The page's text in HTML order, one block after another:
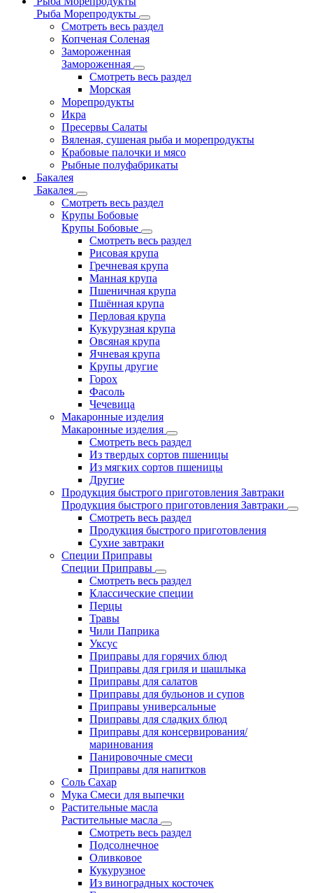
Рыба Морепродукты
Смотреть весь раздел
Копченая Соленая
Замороженная
Замороженная
Смотреть весь раздел
Морская
Морепродукты
Икра
Пресервы Салаты
Вяленая, сушеная рыба и морепродукты
Крабовые палочки и мясо
Рыбные полуфабрикаты
Бакалея
Бакалея
Смотреть весь раздел
Крупы Бобовые
Крупы Бобовые
Смотреть весь раздел
Рисовая крупа
Гречневая крупа
Манная крупа
Пшеничная крупа
Пшённая крупа
Перловая крупа
Кукурузная крупа
Овсяная крупа
Ячневая крупа
Крупы другие
Горох
Фасоль
Чечевица
Макаронные изделия
Макаронные изделия
Смотреть весь раздел
Из твердых сортов пшеницы
Из мягких сортов пшеницы
Другие
Продукция быстрого приготовления Завтраки
Продукция быстрого приготовления Завтраки
Смотреть весь раздел
Продукция быстрого приготовления
Сухие завтраки
Специи Приправы
Специи Приправы
Смотреть весь раздел
Классические специи
Перцы
Травы
Чили Паприка
Уксус
Приправы для горячих блюд
Приправы для гриля и шашлыка
Приправы для салатов
Приправы для бульонов и супов
Приправы универсальные
Приправы для сладких блюд
Приправы для консервирования/
маринования
Панировочные смеси
Приправы для напитков
Соль Сахар
Мука Смеси для выпечки
Растительные масла
Растительные масла
Смотреть весь раздел
Подсолнечное
Оливковое
Кукурузное
Из виноградных косточек